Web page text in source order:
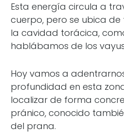
Esta energía circula a
cuerpo, pero se ubica
la cavidad torácica,
hablábamos de los
Hoy vamos a
profundidad en esta
localizar de forma
pránico, conocido
del prana.